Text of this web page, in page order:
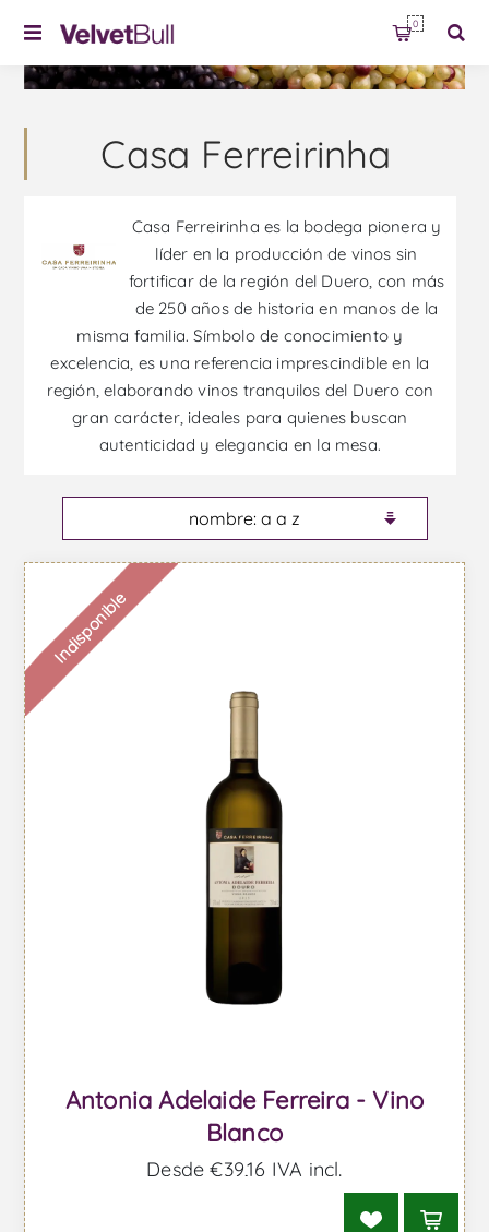
0
Casa Ferreirinha
Casa Ferreirinha es la bodega pionera y
líder en la producción de vinos sin
fortificar de la región del Duero, con más
de 250 años de historia en manos de la
misma familia. Símbolo de conocimiento y
excelencia, es una referencia imprescindible en la
región, elaborando vinos tranquilos del Duero con
gran carácter, ideales para quienes buscan
autenticidad y elegancia en la mesa.
Indisponible
Antonia Adelaide Ferreira - Vino
Blanco
Desde €39,16 IVA incl.